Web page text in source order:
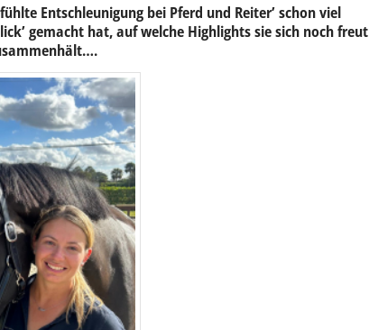
Entschleunigung bei Pferd und Reiter’ schon viel
gemacht hat, auf welche Highlights sie sich noch freut